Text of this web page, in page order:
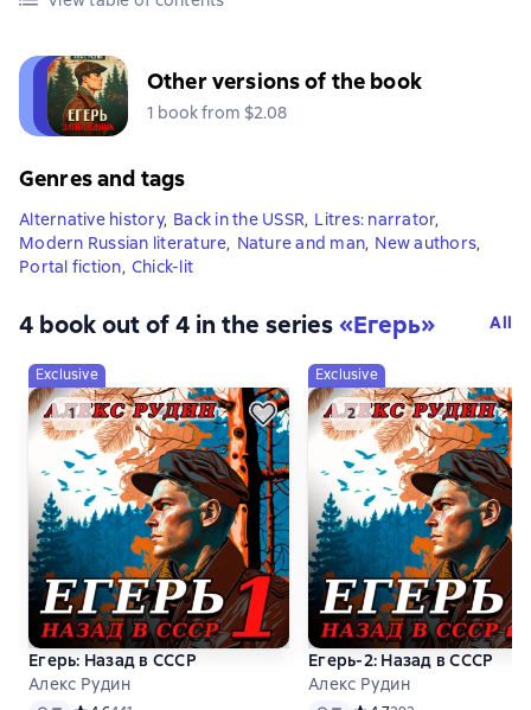
Other versions of the book
1 book from $2.08
Genres and tags
Alternative history, Back in the USSR, Litres: narrator,
Modern Russian literature, Nature and man, New authors,
Portal fiction, Сhick-lit
4 book out of 4 in the series«Егерь» All
Exclusive
Егерь: Назад в СССР
Алекс Рудин
Exclusive
Егерь-2: Назад в СССР
Алекс Рудин